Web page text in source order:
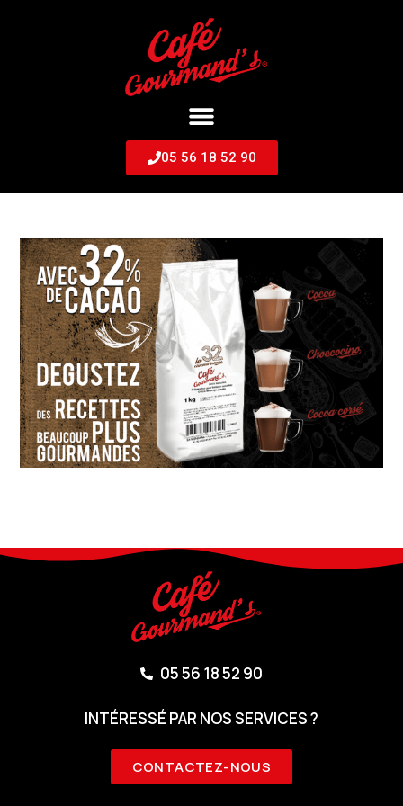
05 56 18 52 90
05 56 18 52 90
INTÉRESSÉ PAR NOS SERVICES ?
CONTACTEZ-NOUS